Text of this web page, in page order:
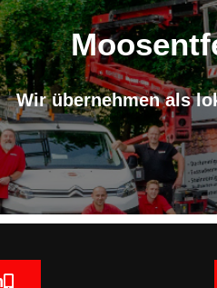
Wir übernehmen als